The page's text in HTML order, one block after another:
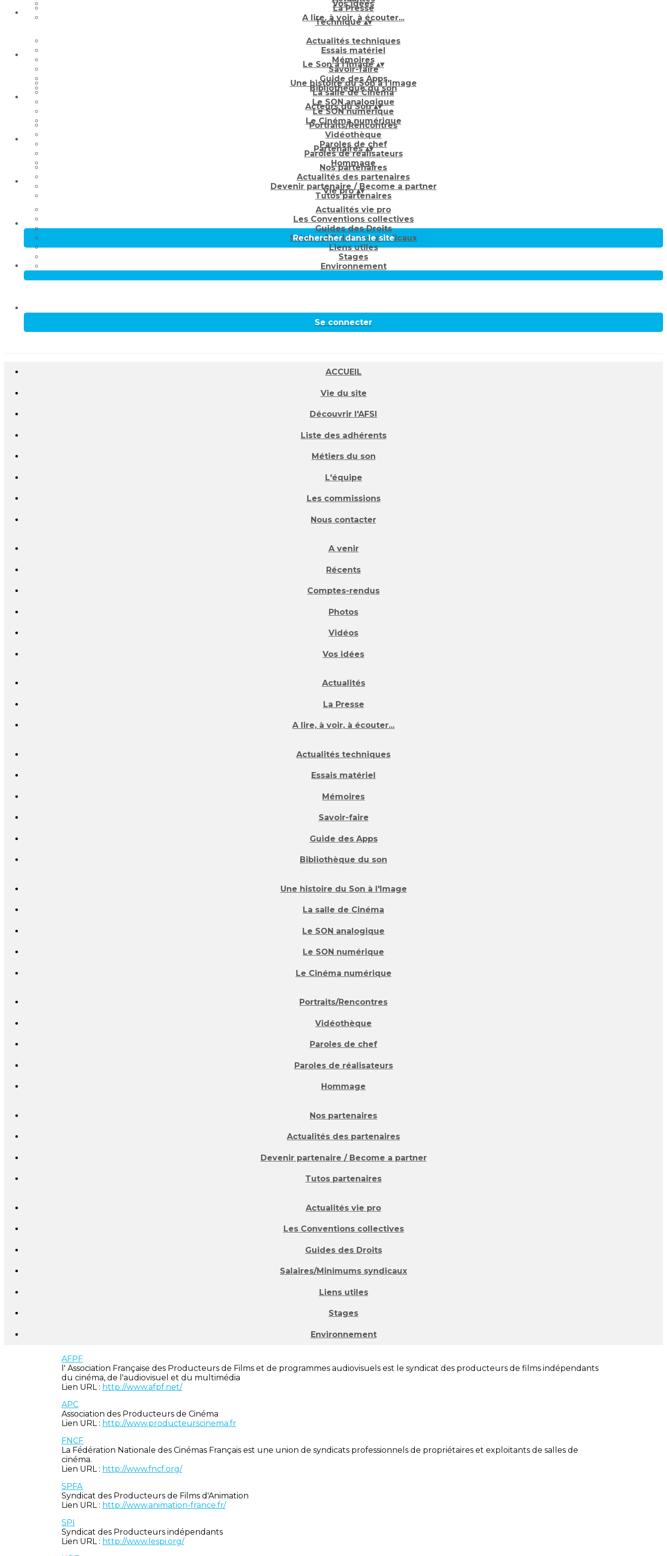
Vos idées
La Presse
A lire, à voir, à écouter...
Technique▴▾
Actualités techniques
Essais matériel
Mémoires
Savoir-faire
Guide des Apps
Bibliothèque du son
Le Son à l'Image▴▾
Une histoire du Son à l'Image
La salle de Cinéma
Le SON analogique
Le SON numérique
Le Cinéma numérique
Acteurs du Son▴▾
Portraits/Rencontres
Vidéothèque
Paroles de chef
Paroles de réalisateurs
Hommage
Partenaires▴▾
Nos partenaires
Actualités des partenaires
Devenir partenaire / Become a partner
Tutos partenaires
Vie pro▴▾
Actualités vie pro
Les Conventions collectives
Guides des Droits
Salaires/Minimums syndicaux
Liens utiles
Stages
Environnement
Rechercher dans le site
Se connecter
ACCUEIL
Vie du site
Découvrir l'AFSI
Liste des adhérents
Métiers du son
L'équipe
Les commissions
Nous contacter
A venir
Récents
Comptes-rendus
Photos
Vidéos
Vos idées
Actualités
La Presse
A lire, à voir, à écouter...
Actualités techniques
Essais matériel
Mémoires
Savoir-faire
Guide des Apps
Bibliothèque du son
Une histoire du Son à l'Image
La salle de Cinéma
Le SON analogique
Le SON numérique
Le Cinéma numérique
Portraits/Rencontres
Vidéothèque
Paroles de chef
Paroles de réalisateurs
Hommage
Nos partenaires
Actualités des partenaires
Devenir partenaire / Become a partner
Tutos partenaires
Actualités vie pro
Les Conventions collectives
Guides des Droits
Salaires/Minimums syndicaux
Liens utiles
Stages
Environnement
AFPF
l' Association Française des Producteurs de Films et de programmes audiovisuels est le syndicat des producteurs de films indépendants
du cinéma, de l'audiovisuel et du multimédia
Lien URL : http://www.afpf.net/
APC
Association des Producteurs de Cinéma
Lien URL : http://www.producteurscinema.fr
FNCF
La Fédération Nationale des Cinémas Français est une union de syndicats professionnels de propriétaires et exploitants de salles de
cinéma.
Lien URL : http://www.fncf.org/
SPFA
Syndicat des Producteurs de Films d'Animation
Lien URL : http://www.animation-france.fr/
SPI
Syndicat des Producteurs indépendants
Lien URL : http://www.lespi.org/